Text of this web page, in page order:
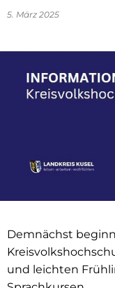
5. März 2025
Demnächst
und leichten